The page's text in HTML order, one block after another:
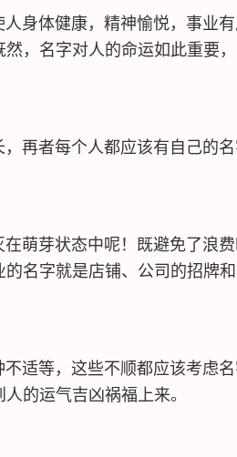
身体健康，精神愉悦，事业
，名字对人的命运如此重要
再者每个人都应该有自己的名
萌芽状态中呢！既避免了浪
名字就是店铺、公司的招牌
适等，这些不顺都应该考虑
的运气吉凶祸福上来。